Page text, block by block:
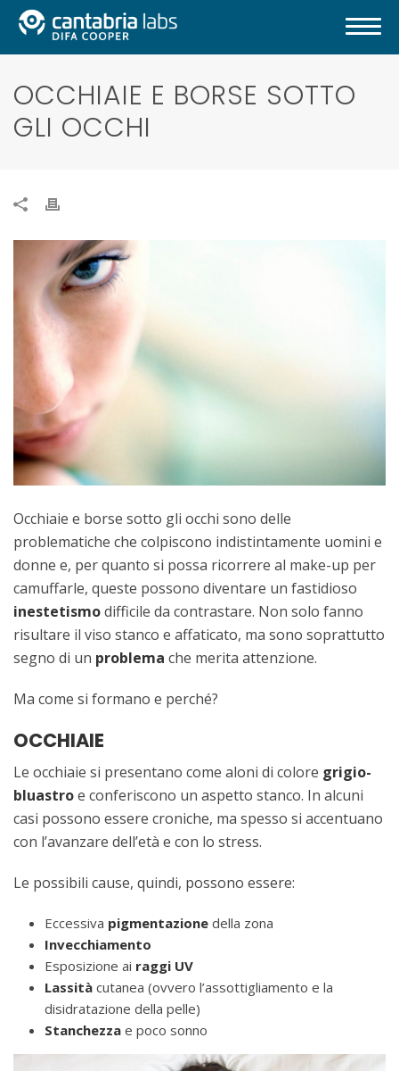
OCCHIAIE E BORSE SOTTO
GLI OCCHI
Occhiaie e borse sotto gli occhi sono delle
problematiche che colpiscono indistintamente uomini e
donne e, per quanto si possa ricorrere al make-up per
camuffarle, queste possono diventare un fastidioso
inestetismodifficile da contrastare. Non solo fanno
risultare il viso stanco e affaticato, ma sono soprattutto
segno di un problema che merita attenzione.
Ma come si formano e perché?
OCCHIAIE
Le occhiaie si presentano come aloni di colore grigio-
bluastroe conferiscono un aspetto stanco. In alcuni
casi possono essere croniche, ma spesso si accentuano
con l’avanzare dell’età e con lo stress.
Le possibili cause, quindi, possono essere:
Eccessiva pigmentazione della zona
Invecchiamento
Esposizione ai raggi UV
Lassità cutanea (ovvero l’assottigliamento e la
disidratazione della pelle)
Stanchezza e poco sonno